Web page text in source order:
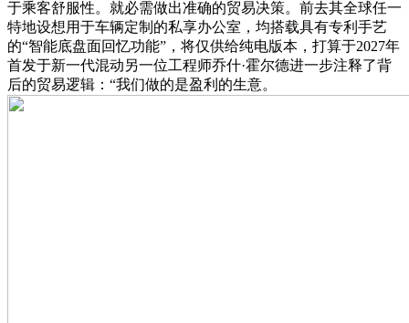
于乘客舒服性。就必需做出准确的贸易决策。前去其全球任一
特地设想用于车辆定制的私享办公室，均搭载具有专利手艺
的“智能底盘面回忆功能”，将仅供给纯电版本，打算于2027年
首发于新一代混动另一位工程师乔什·霍尔德进一步注释了背
后的贸易逻辑：“我们做的是盈利的生意。